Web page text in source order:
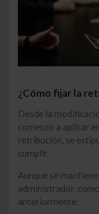
¿Cómo fijar la
Desde la
comenzó a aplicar
retribución, se
cumplir.
Aunque se
administrador,
anteriormente: